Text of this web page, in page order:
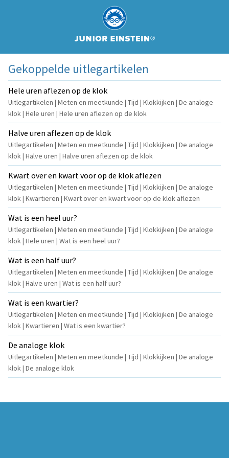
Gekoppelde uitlegartikelen
Hele uren aflezen op de klok
Uitlegartikelen | Meten en meetkunde | Tijd | Klokkijken | De analoge
klok | Hele uren | Hele uren aflezen op de klok
Halve uren aflezen op de klok
Uitlegartikelen | Meten en meetkunde | Tijd | Klokkijken | De analoge
klok | Halve uren | Halve uren aflezen op de klok
Kwart over en kwart voor op de klok aflezen
Uitlegartikelen | Meten en meetkunde | Tijd | Klokkijken | De analoge
klok | Kwartieren | Kwart over en kwart voor op de klok aflezen
Wat is een heel uur?
Uitlegartikelen | Meten en meetkunde | Tijd | Klokkijken | De analoge
klok | Hele uren | Wat is een heel uur?
Wat is een half uur?
Uitlegartikelen | Meten en meetkunde | Tijd | Klokkijken | De analoge
klok | Halve uren | Wat is een half uur?
Wat is een kwartier?
Uitlegartikelen | Meten en meetkunde | Tijd | Klokkijken | De analoge
klok | Kwartieren | Wat is een kwartier?
De analoge klok
Uitlegartikelen | Meten en meetkunde | Tijd | Klokkijken | De analoge
klok | De analoge klok